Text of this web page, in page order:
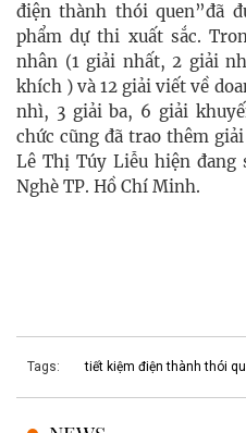
điện thành thói quen”đã
phẩm dự thi xuất sắc.
nhân (1 giải nhất, 2 giải
khích ) và 12 giải viết về
nhì, 3 giải ba, 6 giải
chức cũng đã trao thêm
Lê Thị Túy Liễu hiện
Nghè TP. Hồ Chí Minh.
Tags: tiết kiệm điện thành thói